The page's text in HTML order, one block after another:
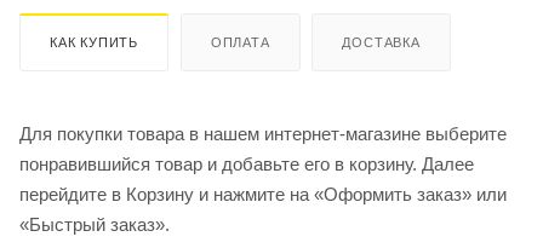
КАК КУПИТЬ ОПЛАТА ДОСТАВКА
Для покупки товара в нашем интернет-магазине выберите
понравившийся товар и добавьте его в корзину. Далее
перейдите в Корзину и нажмите на «Оформить заказ» или
«Быстрый заказ».